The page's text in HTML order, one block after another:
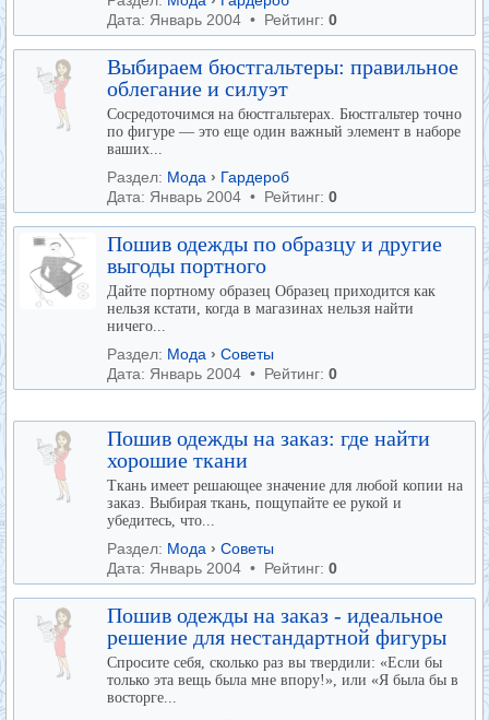
Дата: Январь 2004 • Рейтинг: 0
Выбираем бюстгальтеры: правильное
облегание и силуэт
Сосредоточимся на бюстгальтерах. Бюстгальтер точно
по фигуре — это еще один важный элемент в наборе
ваших...
Раздел: Мода › Гардероб
Дата: Январь 2004 • Рейтинг: 0
Пошив одежды по образцу и другие
выгоды портного
Дайте портному образец Образец приходится как
нельзя кстати, когда в магазинах нельзя найти
ничего...
Раздел: Мода › Советы
Дата: Январь 2004 • Рейтинг: 0
Пошив одежды на заказ: где найти
хорошие ткани
Ткань имеет решающее значение для любой копии на
заказ. Выбирая ткань, пощупайте ее рукой и
убедитесь, что...
Раздел: Мода › Советы
Дата: Январь 2004 • Рейтинг: 0
Пошив одежды на заказ - идеальное
решение для нестандартной фигуры
Спросите себя, сколько раз вы твердили: «Если бы
только эта вещь была мне впору!», или «Я была бы в
восторге...